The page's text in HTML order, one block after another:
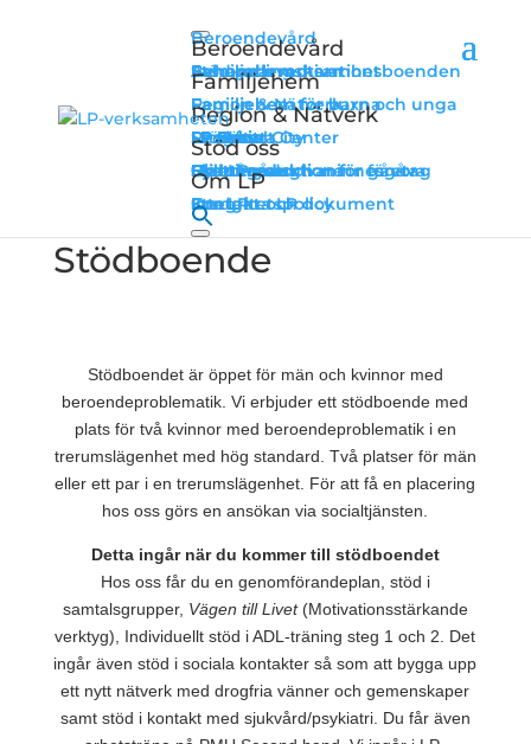
Beroendevård
Beroendevård
Behandlingshem
Stöd- och motivationsboenden
Avhopparverksamhet
Familjehem
Familjehem
Familjehem för barn och unga
Familjehem för vuxna
Region & Nätverk
Region & Nätverk
LP Socialt Center
LP Grow
LP Kvinna
LP Man
LP Fält
Drogfritt City
Resurser
Stöd oss
Stöd oss
Ge en gåva
Bli månadsgivare
Hyllnings- och minnesgåva
Hjälpkassan
Skattereduktion för gåvor
Skattereduktion för företag
Om LP
Om LP
Om LP
Kontakta LP
Stadgar och dokument
Integritetspolicy
Stödboende
Stödboendet är öppet för män och kvinnor med
beroendeproblematik.Vi erbjuder ett stödboende med
plats för två kvinnor med beroendeproblematik i en
trerumslägenhet med hög standard. Två platser för män
eller ett par i en trerumslägenhet. För att få en placering
hos oss görs en ansökan via socialtjänsten.
Detta ingår när du kommer till stödboendet
Hos oss får du en genomförandeplan, stöd i
samtalsgrupper, Vägen till Livet(Motivationsstärkande
verktyg), Individuellt stöd i ADL-träning steg 1 och 2. Det
ingår även stöd i sociala kontakter så som att bygga upp
ett nytt nätverk med drogfria vänner och gemenskaper
samt stöd i kontakt med sjukvård/psykiatri. Du får även